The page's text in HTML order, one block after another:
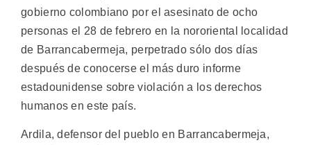
gobierno colombiano por el asesinato de ocho
personas el 28 de febrero en la nororiental localidad
de Barrancabermeja, perpetrado sólo dos días
después de conocerse el más duro informe
estadounidense sobre violación a los derechos
humanos en este país.
Ardila, defensor del pueblo en Barrancabermeja,